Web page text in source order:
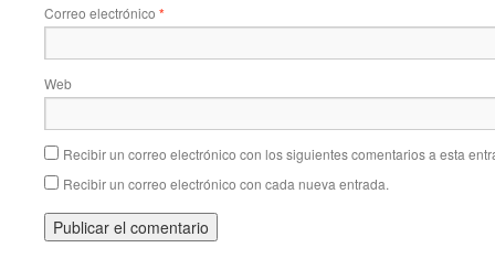
Correo electrónico *
Web
Recibir un correo electrónico con los siguientes comentarios a esta
Recibir un correo electrónico con cada nueva entrada.